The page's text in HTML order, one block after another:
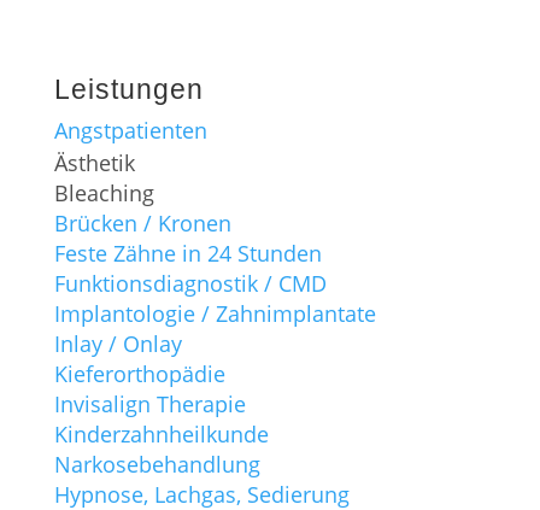
Leistungen
Angstpatienten
Ästhetik
Bleaching
Brücken / Kronen
Feste Zähne in 24 Stunden
Funktionsdiagnostik / CMD
Implantologie / Zahnimplantate
Inlay / Onlay
Kieferorthopädie
Invisalign Therapie
Kinderzahnheilkunde
Narkosebehandlung
Hypnose, Lachgas, Sedierung